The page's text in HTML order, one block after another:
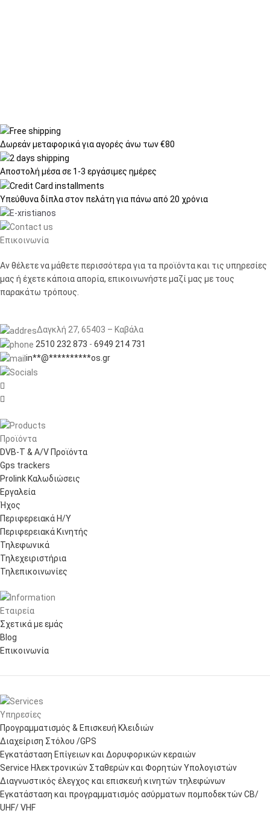
Δωρεάν μεταφορικάγια αγορές άνω των €80
Αποστολή μέσα σε 1-3 εργάσιμες ημέρες
Υπεύθυνα δίπλα στον πελάτη για πάνω από 20 χρόνια
Επικοινωνία
Αν θέλετε να μάθετε περισσότερα για τα προϊόντα και τις υπηρεσίες
μας ή έχετε κάποια απορία, επικοινωνήστε μαζί μας με τους
παρακάτω τρόπους.
Δαγκλή 27, 65403 – Καβάλα
2510 232 873 - 6949 214 731
in**@**********os.gr


Προϊόντα
DVB-T & A/V Προϊόντα
Gps trackers
Prolink Καλωδιώσεις
Εργαλεία
Ήχος
Περιφερειακά Η/Υ
Περιφερειακά Κινητής
Τηλεφωνικά
Τηλεχειριστήρια
Τηλεπικοινωνίες
Εταιρεία
Σχετικά με εμάς
Blog
Επικοινωνία
Υπηρεσίες
Προγραμματισμός & Επισκευή Κλειδιών
Διαχείριση Στόλου /GPS
Εγκατάσταση Επίγειων και Δορυφορικών κεραιών
Service Ηλεκτρονικών Σταθερών και Φορητών Υπολογιστών
Διαγνωστικός έλεγχος και επισκευή κινητών τηλεφώνων
Εγκατάσταση και προγραμματισμός ασύρματων πομποδεκτών CB/
UHF/ VHF